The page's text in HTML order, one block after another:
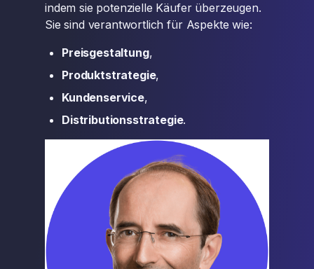
indem sie potenzielle Käufer überzeugen.
Sie sind verantwortlich für Aspekte wie:
Preisgestaltung,
Produktstrategie,
Kundenservice,
Distributionsstrategie.